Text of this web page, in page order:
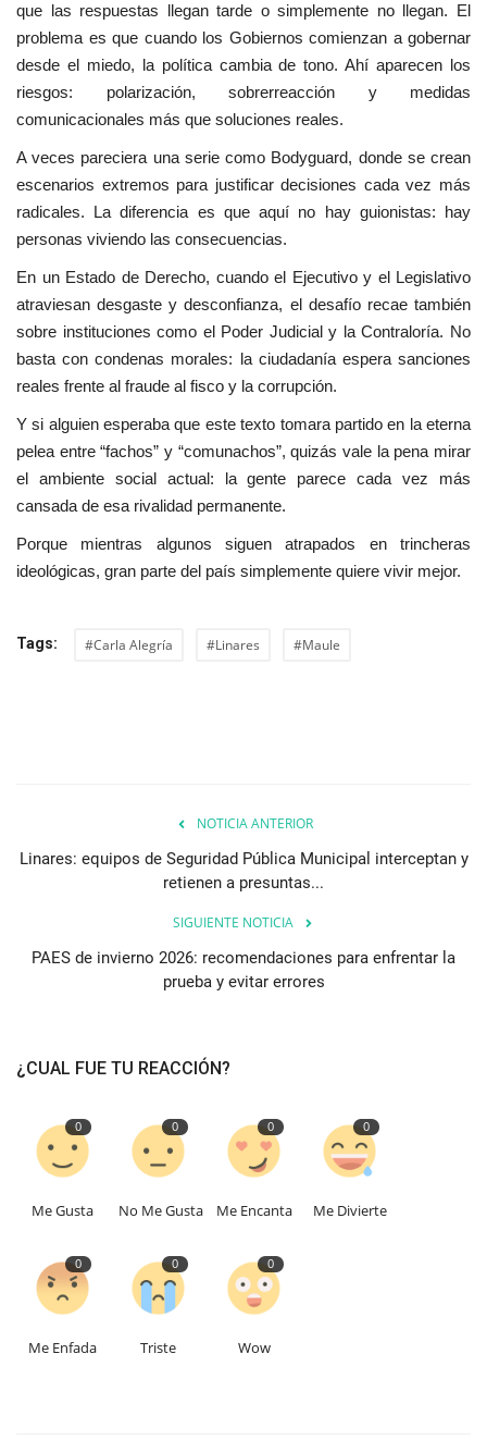
que las respuestas llegan tarde o simplemente no llegan. El
problema es que cuando los Gobiernos comienzan a gobernar
desde el miedo, la política cambia de tono. Ahí aparecen los
riesgos: polarización, sobrerreacción y medidas
comunicacionales más que soluciones reales.
A veces pareciera una serie como Bodyguard, donde se crean
escenarios extremos para justificar decisiones cada vez más
radicales. La diferencia es que aquí no hay guionistas: hay
personas viviendo las consecuencias.
En un Estado de Derecho, cuando el Ejecutivo y el Legislativo
atraviesan desgaste y desconfianza, el desafío recae también
sobre instituciones como el Poder Judicial y la Contraloría. No
basta con condenas morales: la ciudadanía espera sanciones
reales frente al fraude al fisco y la corrupción.
Y si alguien esperaba que este texto tomara partido en la eterna
pelea entre “fachos” y “comunachos”, quizás vale la pena mirar
el ambiente social actual: la gente parece cada vez más
cansada de esa rivalidad permanente.
Porque mientras algunos siguen atrapados en trincheras
ideológicas, gran parte del país simplemente quiere vivir mejor.
Tags: #Carla Alegría #Linares #Maule
NOTICIA ANTERIOR
Linares: equipos de Seguridad Pública Municipal interceptan y
retienen a presuntas...
SIGUIENTE NOTICIA
PAES de invierno 2026: recomendaciones para enfrentar la
prueba y evitar errores
¿CUAL FUE TU REACCIÓN?
0
Me Gusta
0
No Me Gusta
0
Me Encanta
0
Me Divierte
0
Me Enfada
0
Triste
0
Wow